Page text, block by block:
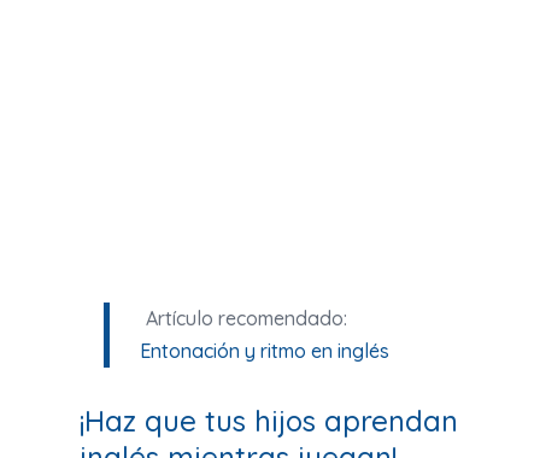
Artículo recomendado:
Entonación y ritmo en inglés
¡Haz que tus hijos aprendan